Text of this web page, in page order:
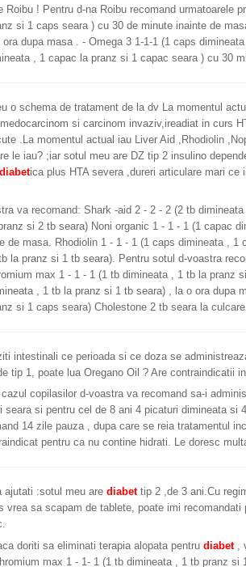
Roibu ! Pentru d-na Roibu recomand urmatoarele
si 1 caps seara ) cu 30 de minute inainte de
dupa masa . - Omega 3 1-1-1 (1 caps
, 1 capac la pranz si 1 capac seara ) cu 30
o schema de tratament de la dv La momentul
si carcinom invaziv,ireadiat in curs
.La momentul actual iau Liver Aid ,Rhodiolin
le iau? ;iar sotul meu are DZ tip 2 insulino
ica plus HTA severa ,dureri articulare mari
va recomand: Shark -aid 2 - 2 - 2 (2 tb
si 2 tb seara) Noni organic 1 - 1 - 1 (1 capac
de masa. Rhodiolin 1 - 1 - 1 (1 caps dimineata , 1
la pranz si 1 tb seara). Pentru sotul d-voastra
max 1 - 1 - 1 (1 tb dimineata , 1 tb la pranz
, 1 tb la pranz si 1 tb seara) , la o ora dupa
si 1 caps seara) Cholestone 2 tb seara la
intestinali ce perioada si ce doza se
tip 1, poate lua Oregano Oil ? Are contraindicatii
copilasilor d-voastra va recomand sa-i
seara si pentru cel de 8 ani 4 picaturi dimineata si
14 zile pauza , dupa care se reia tratamentul
pentru ca nu contine hidrati. Le doresc
ajutati :sotul meu are diabet tip 2 ,de 3 ani.Cu
vrea sa scapam de tablete, poate imi
doriti sa eliminati terapia alopata pentru diabet,
max 1 - 1- 1 (1 tb dimineata , 1 tb pranz si